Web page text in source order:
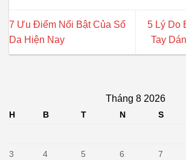
7 Ưu Điểm Nổi Bật Của Sổ
Da Hiện Nay
5 Lý Do
Tay
Tháng 8 2026
H B T N S
3 4 5 6 7